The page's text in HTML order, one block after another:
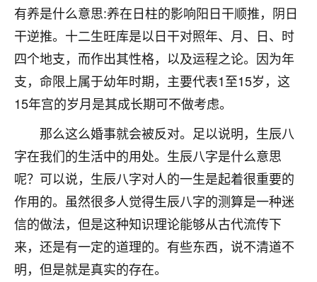
有养是什么意思:养在日柱的影响阳日干顺推，阴日
干逆推。十二生旺库是以日干对照年、月、日、时
四个地支，而作出其性格，以及运程之论。因为年
支，命限上属于幼年时期，主要代表1至15岁，这
15年宫的岁月是其成长期可不做考虑。
那么这么婚事就会被反对。足以说明，生辰八
字在我们的生活中的用处。生辰八字是什么意思
呢？可以说，生辰八字对人的一生是起着很重要的
作用的。虽然很多人觉得生辰八字的测算是一种迷
信的做法，但是这种知识理论能够从古代流传下
来，还是有一定的道理的。有些东西，说不清道不
明，但是就是真实的存在。
鹿森：恭喜升职加薪！！，请客吗？�
12小时前 来自北京 32
心心相印
我身体不太好，总是病病殃殃的，去检查又没什么大
题，后来无意中看到有人推荐慧来老师，跟老师聊过
之后，心情豁然开朗，也听老师建议，处理了一些因
果问题。今年以来，身体比以前好多，主要是心情好
了，老师说境随心转，现在深有体会了。
鹿森 ：是的，其实跟老师聊过之后，最大的感
触，首先就是心态会变好，万般皆是命，半点
不由人！